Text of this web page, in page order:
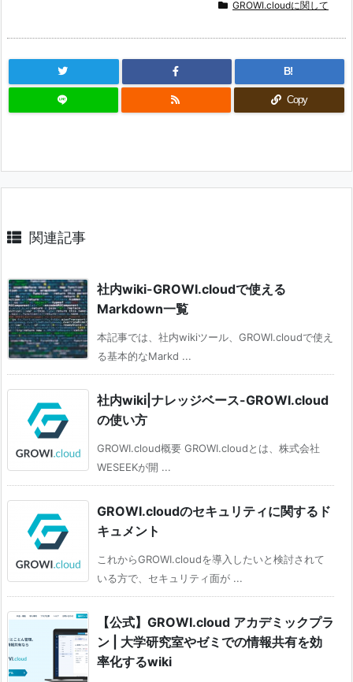
GROWI.cloudに関して
B!
Copy
関連記事
社内wiki-GROWI.cloudで使える
Markdown一覧
本記事では、社内wikiツール、GROWI.cloudで使え
る基本的なMarkd ...
社内wiki|ナレッジベース-GROWI.cloud
の使い方
GROWI.cloud概要 GROWI.cloudとは、株式会社
WESEEKが開 ...
GROWI.cloudのセキュリティに関するド
キュメント
これからGROWI.cloudを導入したいと検討されて
いる方で、セキュリティ面が ...
【公式】GROWI.cloud アカデミックプラ
ン | 大学研究室やゼミでの情報共有を効
率化するwiki